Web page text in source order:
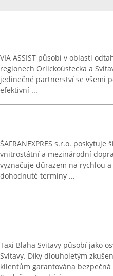
VIA ASSIST působí v oblasti
regionech Orlickoústecka a
jedinečné partnerství se všemi
efektivní ...
ŠAFRANEXPRES s.r.o.
vnitrostátní a mezinárodní
vyznačuje důrazem na rychlou
dohodnuté termíny ...
Taxi Blaha Svitavy působí jako
Svitavy. Díky dlouholetým
klientům garantována